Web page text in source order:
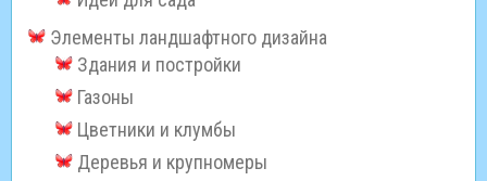
Элементы ландшафтного дизайна
Здания и постройки
Газоны
Цветники и клумбы
Деревья и крупномеры